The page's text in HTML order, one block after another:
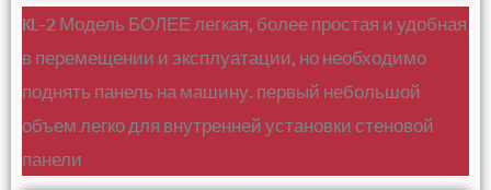
KL-2 Модель БОЛЕЕ легкая, более простая и удобная
в перемещении и эксплуатации, но необходимо
поднять панель на машину. первый небольшой
объем легко для внутренней установки стеновой
панели